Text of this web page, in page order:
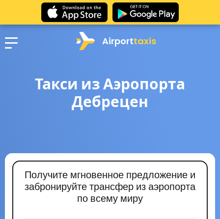
Airporttaxis
Такси из Аэропорта
Дебрецен
Получите мгновенное предложение и
забронируйте трансфер из аэропорта
по всему миру